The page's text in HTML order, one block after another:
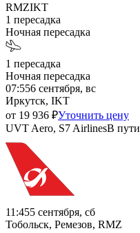
RMZIKT
1 пересадка
Ночная пересадка
1 пересадка
Ночная пересадка
07:556 сентября, вс
Иркутск, IKT
от 19 936 ₽Уточнить цену
UVT Aero, S7 AirlinesВ пути
11:455 сентября, сб
Тобольск, Ремезов, RMZ